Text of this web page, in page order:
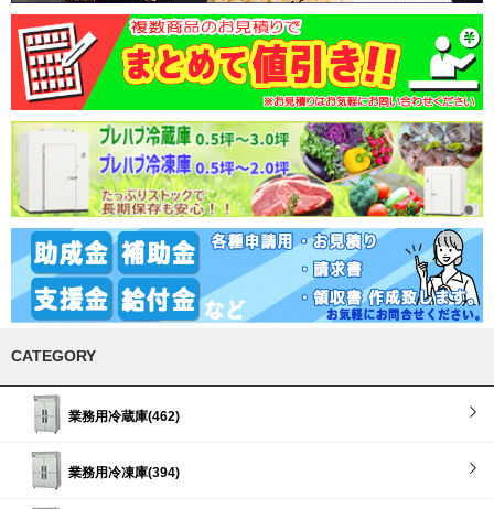
CATEGORY
業務用冷蔵庫(462)
業務用冷凍庫(394)